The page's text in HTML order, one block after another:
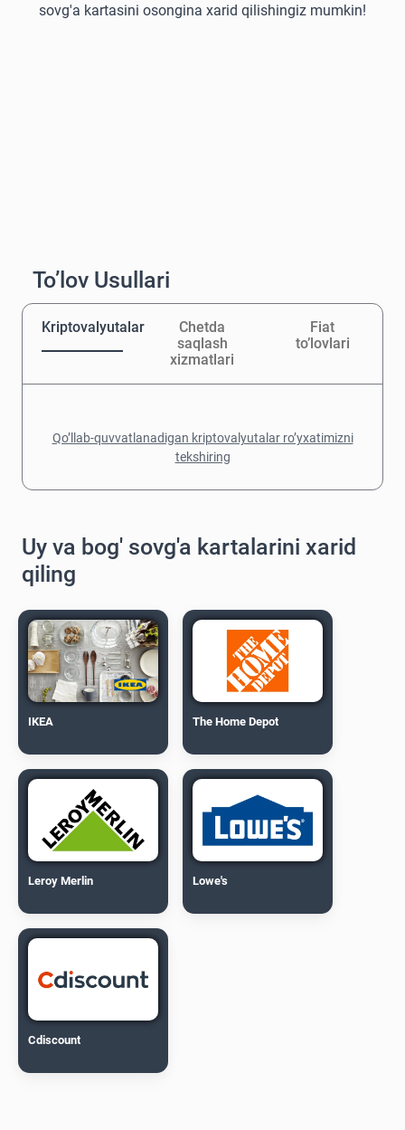
sovg'a kartasini osongina xarid qilishingiz mumkin!
To’lov Usullari
Kriptovalyutalar
Chetda
saqlash
xizmatlari
Fiat
to’lovlari
Qo’llab-quvvatlanadigan kriptovalyutalar ro’yxatimizni
tekshiring
Uy va bog' sovg'a kartalarini xarid
qiling
IKEA The Home Depot
Leroy Merlin Lowe's
Cdiscount